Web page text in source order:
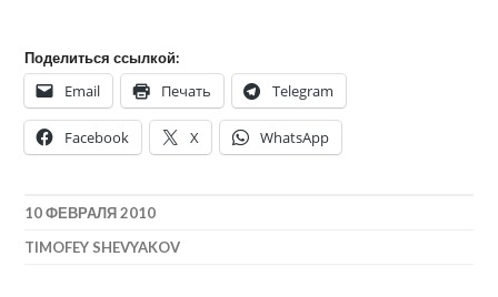
Поделиться ссылкой:
Email Печать Telegram
Facebook X WhatsApp
10 ФЕВРАЛЯ 2010
TIMOFEY SHEVYAKOV